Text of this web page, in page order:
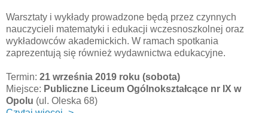
Warsztaty i wykłady prowadzone będą przez czynnych
nauczycieli matematyki i edukacji wczesnoszkolnej oraz
wykładowców akademickich. W ramach spotkania
zaprezentują się również wydawnictwa edukacyjne.
Termin: 21 września 2019 roku (sobota)
Miejsce: Publiczne Liceum Ogólnokształcące nr IX w
Opolu (ul. Oleska 68)